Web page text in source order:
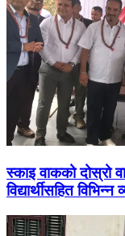
स्काइ वाकको दोस्रो
विद्यार्थीसहित